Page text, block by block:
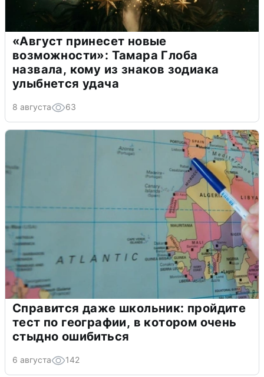
«Август принесет новые
возможности»: Тамара Глоба
назвала, кому из знаков зодиака
улыбнется удача
8 августа 63
Справится даже школьник: пройдите
тест по географии, в котором очень
стыдно ошибиться
6 августа 142